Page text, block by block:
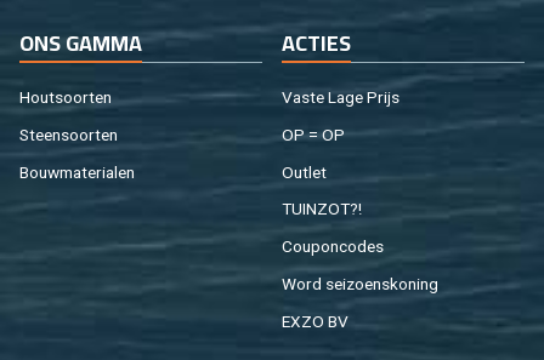
ONS GAMMA
Hout­soor­ten
Steen­soor­ten
Bouw­ma­te­ri­a­len
AC­TIES
Vaste Lage Prijs
OP = OP
Out­let
TUIN­ZOT?!
Cou­pon­co­des
Word sei­zoens­ko­ning
EXZO BV